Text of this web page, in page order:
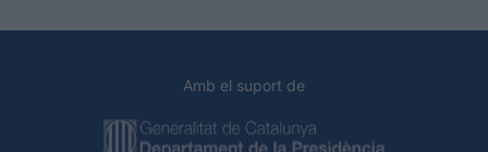
Amb el suport de